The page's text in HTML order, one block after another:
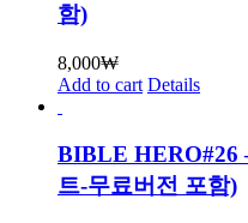
함)
8,000₩
Add to cart Details
BIBLE HERO#26
트-무료버전 포함)